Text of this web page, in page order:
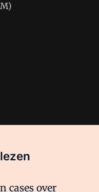
cases over